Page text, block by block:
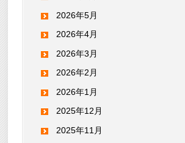
2026年5月
2026年4月
2026年3月
2026年2月
2026年1月
2025年12月
2025年11月